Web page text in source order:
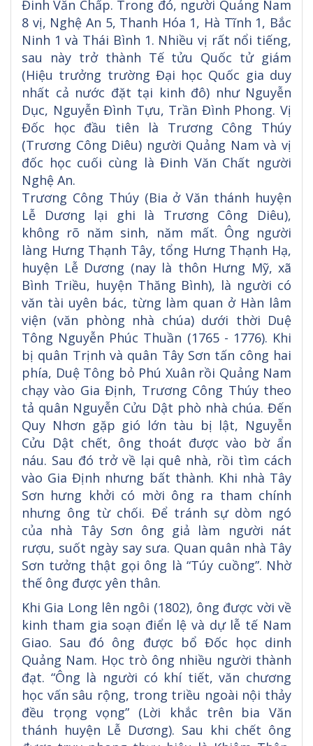
Đinh Văn Chấp. Trong đó, người Quảng Nam
8 vị, Nghệ An 5, Thanh Hóa 1, Hà Tĩnh 1, Bắc
Ninh 1 và Thái Bình 1. Nhiều vị rất nổi tiếng,
sau này trở thành Tế tửu Quốc tử giám
(Hiệu trưởng trường Đại học Quốc gia duy
nhất cả nước đặt tại kinh đô) như Nguyễn
Dục, Nguyễn Đình Tựu, Trần Đình Phong. Vị
Đốc học đầu tiên là Trương Công Thúy
(Trương Công Diêu) người Quảng Nam và vị
đốc học cuối cùng là Đinh Văn Chất người
Nghệ An.
Trương Công Thúy (Bia ở Văn thánh huyện
Lễ Dương lại ghi là Trương Công Diêu),
không rõ năm sinh, năm mất. Ông người
làng Hưng Thạnh Tây, tổng Hưng Thạnh Hạ,
huyện Lễ Dương (nay là thôn Hưng Mỹ, xã
Bình Triều, huyện Thăng Bình), là người có
văn tài uyên bác, từng làm quan ở Hàn lâm
viện (văn phòng nhà chúa) dưới thời Duệ
Tông Nguyễn Phúc Thuần (1765 - 1776). Khi
bị quân Trịnh và quân Tây Sơn tấn công hai
phía, Duệ Tông bỏ Phú Xuân rồi Quảng Nam
chạy vào Gia Định, Trương Công Thúy theo
tả quân Nguyễn Cửu Dật phò nhà chúa. Đến
Quy Nhơn gặp gió lớn tàu bị lật, Nguyễn
Cửu Dật chết, ông thoát được vào bờ ẩn
náu. Sau đó trở về lại quê nhà, rồi tìm cách
vào Gia Định nhưng bất thành. Khi nhà Tây
Sơn hưng khởi có mời ông ra tham chính
nhưng ông từ chối. Để tránh sự dòm ngó
của nhà Tây Sơn ông giả làm người nát
rượu, suốt ngày say sưa. Quan quân nhà Tây
Sơn tưởng thật gọi ông là “Túy cuồng”. Nhờ
thế ông được yên thân.
Khi Gia Long lên ngôi (1802), ông được vời về
kinh tham gia soạn điển lệ và dự lễ tế Nam
Giao. Sau đó ông được bổ Đốc học dinh
Quảng Nam. Học trò ông nhiều người thành
đạt. “Ông là người có khí tiết, văn chương
học vấn sâu rộng, trong triều ngoài nội thảy
đều trọng vọng” (Lời khắc trên bia Văn
thánh huyện Lễ Dương). Sau khi chết ông